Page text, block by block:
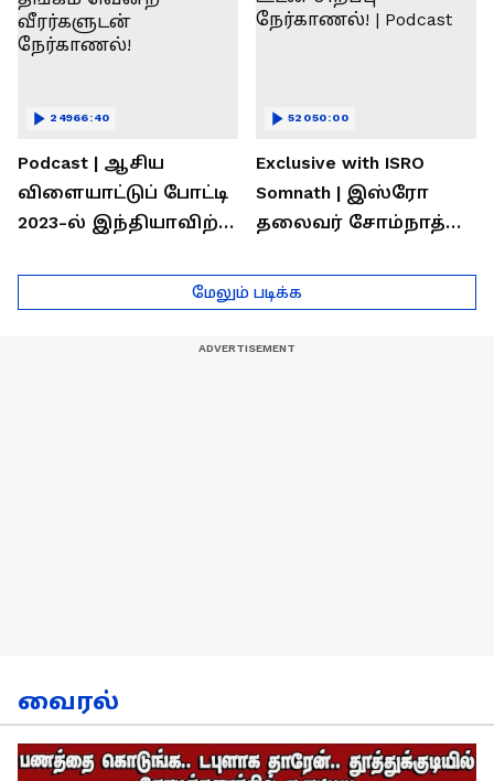
Podcast | ஆசிய
விளையாட்டுப் போட்டி
2023-ல் இந்தியாவிற்கு
வீரர்களுடன்
நேர்காணல்!
24966:40
Exclusive with ISRO
Somnath | இஸ்ரோ
தலைவர் சோம்நாத்
நேர்காணல்! | Podcast
52050:00
மேலும் படிக்க
வைரல்